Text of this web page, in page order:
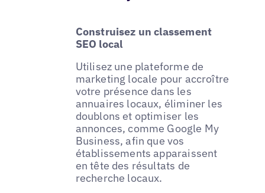
Construisez un classement
SEO local
Utilisez une plateforme de
marketing locale pour accroître
votre présence dans les
annuaires locaux, éliminer les
doublons et optimiser les
annonces, comme Google My
Business, afin que vos
établissements apparaissent
en tête des résultats de
recherche locaux.